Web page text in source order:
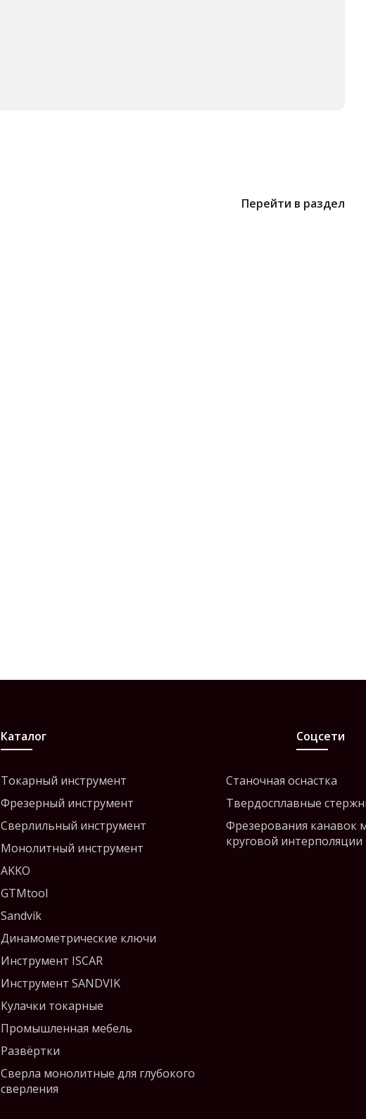
Перейти в раздел
Каталог
Токарный инструмент
Фрезерный инструмент
Сверлильный инструмент
Монолитный инструмент
AKKO
GTMtool
Sandvik
Динамометрические ключи
Инструмент ISCAR
Инструмент SANDVIK
Кулачки токарные
Промышленная мебель
Развёртки
Сверла монолитные для глубокого
сверления
Станочная оснастка
Твердосплавные
Фрезерования канавок
круговой интерполяции
Соцсети